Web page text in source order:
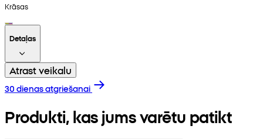
Krāsas
Detaļas
Atrast veikalu
30 dienas atgriešanai
Produkti, kas jums varētu patikt